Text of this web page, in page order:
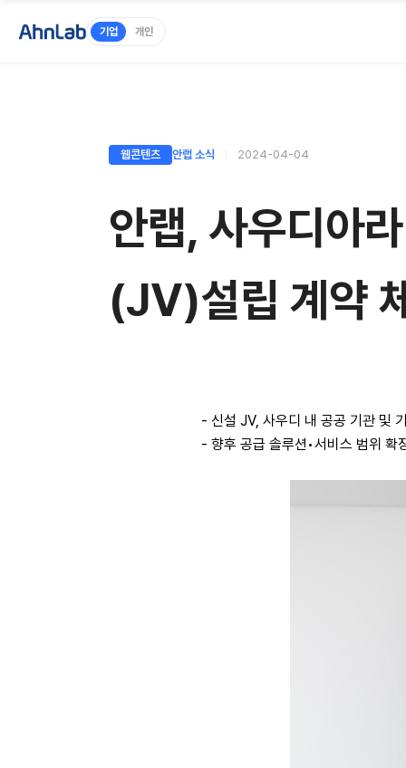
기업 개인
웹콘텐츠 안랩 소식 2024-04-04
안랩, 사우디아
(JV)설립 계약
- 신설 JV, 사우디 내 공공 기관 및
- 향후 공급 솔루션•서비스 범위 확